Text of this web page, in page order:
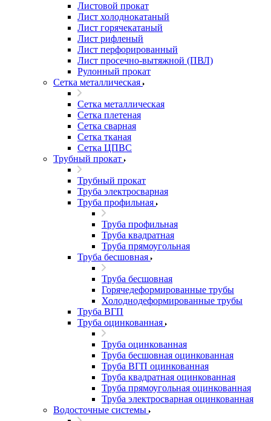
Листовой прокат
Лист холоднокатаный
Лист горячекатаный
Лист рифленый
Лист перфорированный
Лист просечно-вытяжной (ПВЛ)
Рулонный прокат
Сетка металлическая
Сетка металлическая
Сетка плетеная
Сетка сварная
Сетка тканая
Сетка ЦПВС
Трубный прокат
Трубный прокат
Труба электросварная
Труба профильная
Труба профильная
Труба квадратная
Труба прямоугольная
Труба бесшовная
Труба бесшовная
Горячедеформированные трубы
Холоднодеформированные трубы
Труба ВГП
Труба оцинкованная
Труба оцинкованная
Труба бесшовная оцинкованная
Труба ВГП оцинкованная
Труба квадратная оцинкованная
Труба прямоугольная оцинкованная
Труба электросварная оцинкованная
Водосточные системы